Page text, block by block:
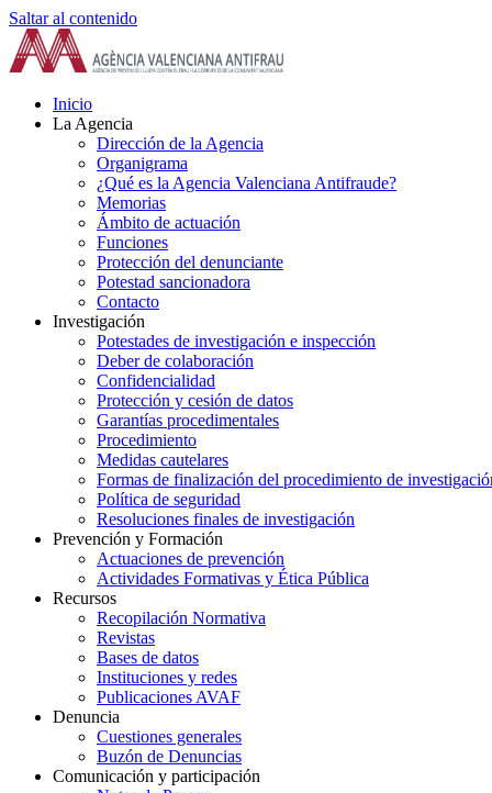
Saltar al contenido
Inicio
La Agencia
Dirección de la Agencia
Organigrama
¿Qué es la Agencia Valenciana Antifraude?
Memorias
Ámbito de actuación
Funciones
Protección del denunciante
Potestad sancionadora
Contacto
Investigación
Potestades de investigación e inspección
Deber de colaboración
Confidencialidad
Protección y cesión de datos
Garantías procedimentales
Procedimiento
Medidas cautelares
Formas de finalización del procedimiento de
Política de seguridad
Resoluciones finales de investigación
Prevención y Formación
Actuaciones de prevención
Actividades Formativas y Ética Pública
Recursos
Recopilación Normativa
Revistas
Bases de datos
Instituciones y redes
Publicaciones AVAF
Denuncia
Cuestiones generales
Buzón de Denuncias
Comunicación y participación